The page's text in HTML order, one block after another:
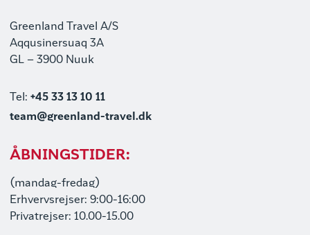
Greenland Travel A/S
Aqqusinersuaq 3A
GL – 3900 Nuuk
Tel: +45 33 13 10 11
team@greenland-travel.dk
ÅBNINGSTIDER:
(mandag-fredag)
Erhvervsrejser: 9:00-16:00
Privatrejser: 10.00-15.00